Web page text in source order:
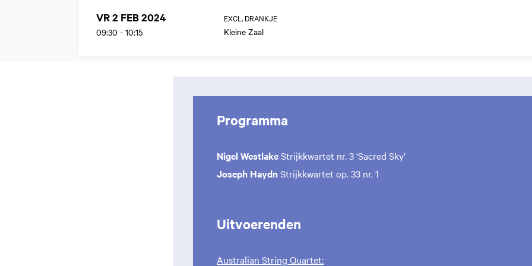
VR 2 FEB 2024
09:30 - 10:15
EXCL. DRANKJE
Kleine Zaal
Programma
Nigel WestlakeStrijkkwartet nr. 3 ‘Sacred Sky’
Joseph HaydnStrijkkwartet op. 33 nr. 1
Uitvoerenden
Australian String Quartet: